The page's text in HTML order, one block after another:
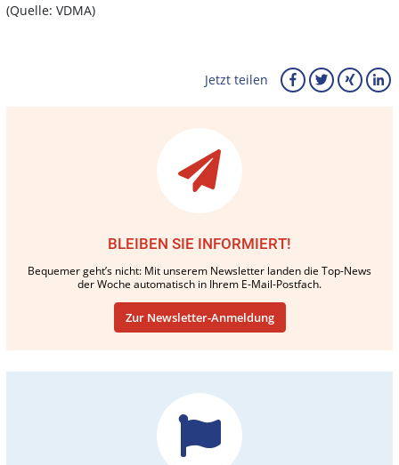
(Quelle: VDMA)
Jetzt teilen
BLEIBEN SIE INFORMIERT!
Bequemer geht’s nicht: Mit unserem Newsletter landen die Top-News
der Woche automatisch in Ihrem E-Mail-Postfach.
Zur Newsletter-Anmeldung